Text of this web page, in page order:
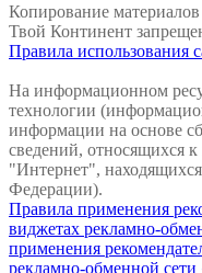
Копирование
Твой Континент
Правила использования
На информационном
технологии
информации на основе
сведений, относящихся к
"Интернет",
Федерации).
Правила применения
виджетах рекламно-
применения
рекламно-обменной